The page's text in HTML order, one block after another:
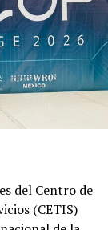
del Centro de
(CETIS)